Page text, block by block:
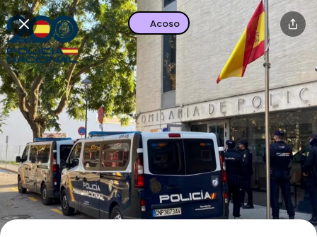
Descarga la app
Buscar en esta zona
Acoso